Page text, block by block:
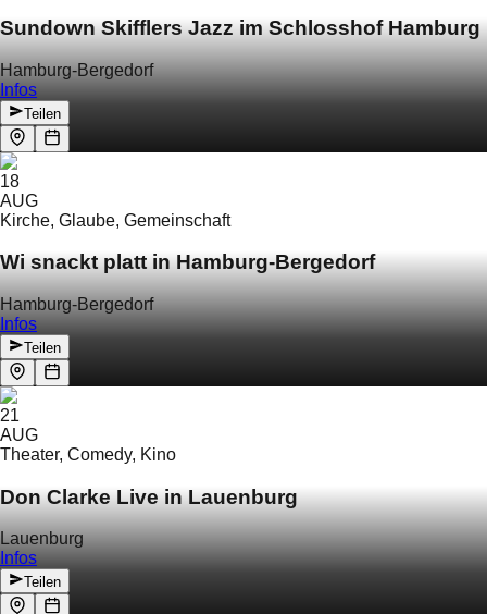
Sundown Skifflers Jazz im Schlosshof Hamburg
Hamburg-Bergedorf
Infos
Teilen
18
AUG
Kirche, Glaube, Gemeinschaft
Wi snackt platt in Hamburg-Bergedorf
Hamburg-Bergedorf
Infos
Teilen
21
AUG
Theater, Comedy, Kino
Don Clarke Live in Lauenburg
Lauenburg
Infos
Teilen